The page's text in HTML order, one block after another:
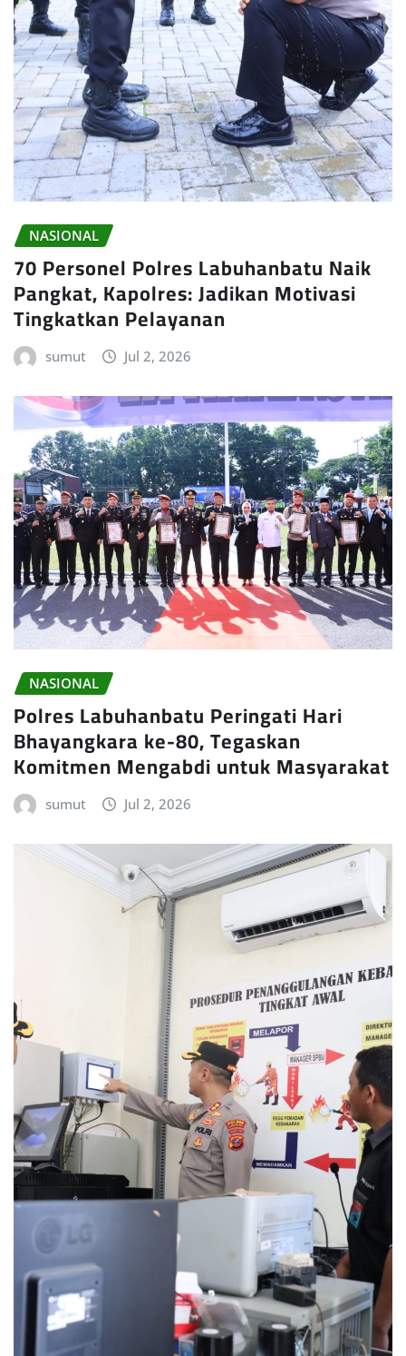
NASIONAL
70 Personel Polres Labuhanbatu Naik
Pangkat, Kapolres: Jadikan Motivasi
Tingkatkan Pelayanan
sumut Jul 2, 2026
NASIONAL
Polres Labuhanbatu Peringati Hari
Bhayangkara ke-80, Tegaskan
Komitmen Mengabdi untuk Masyarakat
sumut Jul 2, 2026